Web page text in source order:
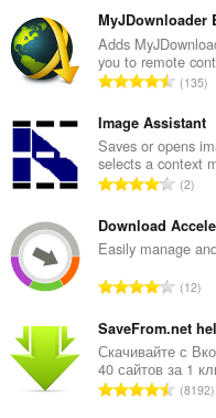
е
г
о
о
е
н
о
к
:
MyJDownloader
Adds
you to remote
В
е
г
о
о
е
н
о
к
:
135
Image Assistant
Saves or opens
selects a context
В
е
г
о
е
н
о
к
2
Download
Easily manage
В
е
г
о
о
12
SaveFrom.net
Скачивайте с
40 сайтов за 1
В8192